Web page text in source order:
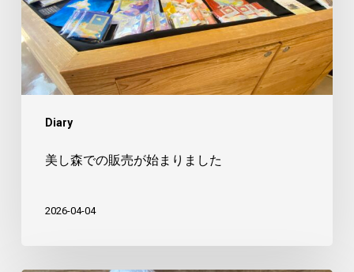
Diary
販
売
が
始
美し森での販売が始まりました
2026-04-04